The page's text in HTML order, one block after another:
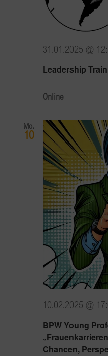
Leadership
31.01.2025 @
Online
Mo.
10
BPW Young
Chancen,
10.02.2025 @